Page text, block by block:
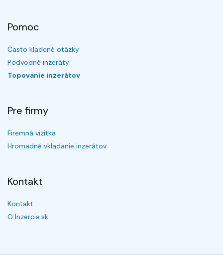
Pomoc
Často kladené otázky
Podvodné inzeráty
Topovanie inzerátov
Pre firmy
Firemná vizitka
Hromadné vkladanie inzerátov
Kontakt
Kontakt
O Inzercia.sk